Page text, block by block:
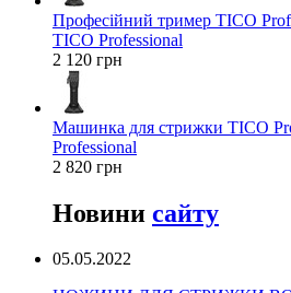
Професійний тример TICO
TICO Professional
2 120 грн
Машинка для стрижки TICO
Professional
2 820 грн
Новини сайту
05.05.2022